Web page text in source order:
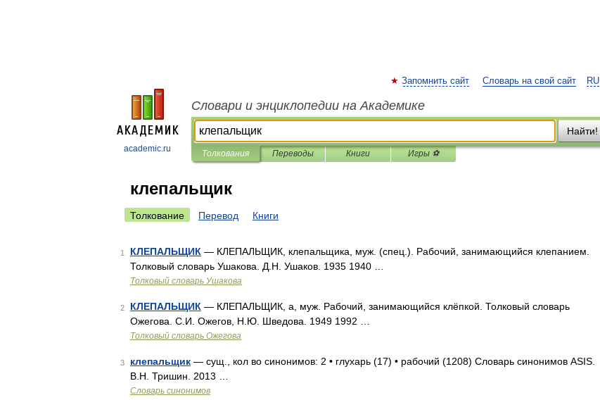
academic.ru
RU
Запомнить сайт Словарь на свой сайт
Словари и энциклопедии на Академике
Найти!
Толкования Переводы Книги Игры ⚽
клепальщик
Толкование Перевод Книги
1 КЛЕПАЛЬЩИК — КЛЕПАЛЬЩИК, клепальщика, муж. (спец.). Рабочий, занимающийся клепанием.
Толковый словарь Ушакова. Д.Н. Ушаков. 1935 1940 …
Толковый словарь Ушакова
2 КЛЕПАЛЬЩИК — КЛЕПАЛЬЩИК, а, муж. Рабочий, занимающийся клёпкой. Толковый словарь
Ожегова. С.И. Ожегов, Н.Ю. Шведова. 1949 1992 …
Толковый словарь Ожегова
3 клепальщик — сущ., кол во синонимов: 2 • глухарь (17) • рабочий (1208) Словарь синонимов ASIS.
В.Н. Тришин. 2013 …
Словарь синонимов